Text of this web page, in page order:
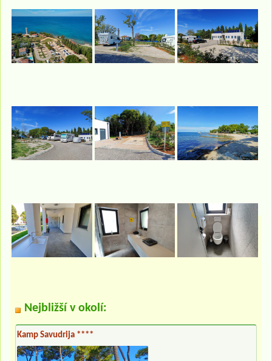
Nejbližší v okolí:
Kamp Savudrija ****